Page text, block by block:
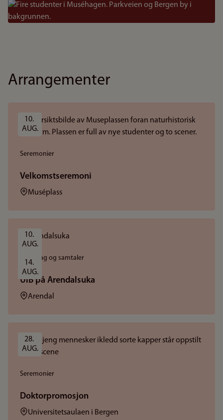
Bilde
Arrangementer
10.
AUG.
Seremonier
Velkomstseremoni
Sted:Muséplass
10.
AUG.
14.
AUG.
Foredrag og samtaler
UiB på Arendalsuka
Sted:Arendal
28.
AUG.
Seremonier
Doktorpromosjon
Sted:Universitetsaulaen i Bergen